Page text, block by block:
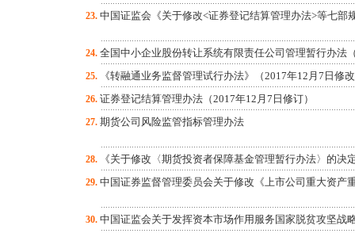
23. 中国证监会《关于修改<证券登记结算管理办法>等七部
24. 全国中小企业股份转让系统有限责任公司管理暂行办法
25. 《转融通业务监督管理试行办法》（2017年12月7日修
26. 证券登记结算管理办法（2017年12月7日修订）
27. 期货公司风险监管指标管理办法
28. 《关于修改〈期货投资者保障基金管理暂行办法〉的决
29. 中国证券监督管理委员会关于修改《上市公司重大资产
30. 中国证监会关于发挥资本市场作用服务国家脱贫攻坚战